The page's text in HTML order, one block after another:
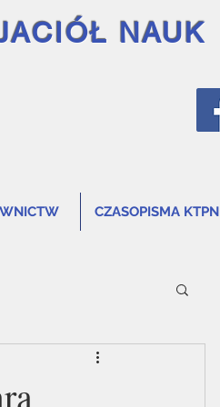
NAUK
CZASOPISMA KTPN